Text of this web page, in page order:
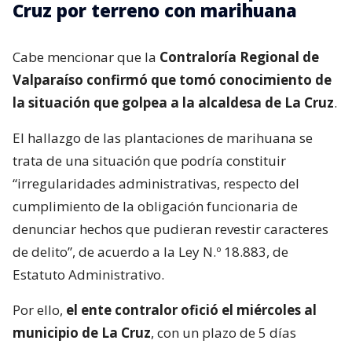
Cruz por terreno con marihuana
Cabe mencionar que la Contraloría Regional de
Valparaíso confirmó que tomó conocimiento de
la situación que golpea a la alcaldesa de La Cruz.
El hallazgo de las plantaciones de marihuana se
trata de una situación que podría constituir
“irregularidades administrativas, respecto del
cumplimiento de la obligación funcionaria de
denunciar hechos que pudieran revestir caracteres
de delito”, de acuerdo a la Ley N.º 18.883, de
Estatuto Administrativo.
Por ello, el ente contralor ofició el miércoles al
municipio de La Cruz, con un plazo de 5 días